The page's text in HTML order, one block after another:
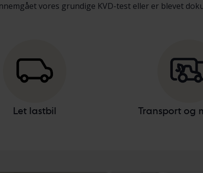
vores grundige KVD-test eller er blevet
Let lastbil Transport og